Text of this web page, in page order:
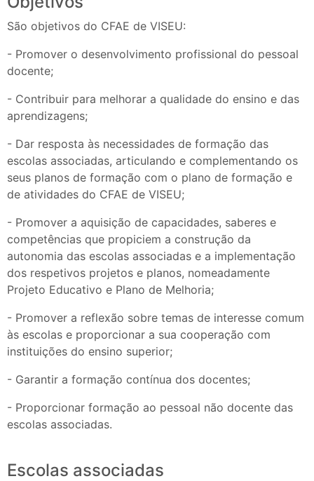
São objetivos do CFAE de VISEU:
- Promover o desenvolvimento profissional do pessoal
docente;
- Contribuir para melhorar a qualidade do ensino e das
aprendizagens;
- Dar resposta às necessidades de formação das
escolas associadas, articulando e complementando os
seus planos de formação com o plano de formação e
de atividades do CFAE de VISEU;
- Promover a aquisição de capacidades, saberes e
competências que propiciem a construção da
autonomia das escolas associadas e a implementação
dos respetivos projetos e planos, nomeadamente
Projeto Educativo e Plano de Melhoria;
- Promover a reflexão sobre temas de interesse comum
às escolas e proporcionar a sua cooperação com
instituições do ensino superior;
- Garantir a formação contínua dos docentes;
- Proporcionar formação ao pessoal não docente das
escolas associadas.
Escolas associadas